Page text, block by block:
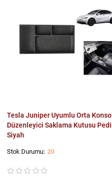
Tesla Juniper Uyumlu Orta Konsol
Düzenleyici Saklama Kutusu Pedi
Siyah
20